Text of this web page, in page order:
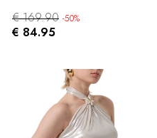
€ 169.90 -50%
€ 84.95